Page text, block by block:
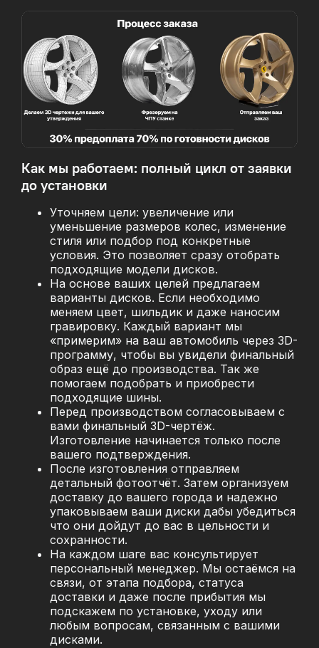
Как мы работаем: полный цикл от заявки
до установки
Уточняем цели: увеличение или
уменьшение размеров колес, изменение
стиля или подбор под конкретные
условия. Это позволяет сразу отобрать
подходящие модели дисков.
На основе ваших целей предлагаем
варианты дисков. Если необходимо
меняем цвет, шильдик и даже наносим
гравировку. Каждый вариант мы
«примерим» на ваш автомобиль через 3D-
программу, чтобы вы увидели финальный
образ ещё до производства. Так же
помогаем подобрать и приобрести
подходящие шины.
Перед производством согласовываем с
вами финальный 3D-чертёж.
Изготовление начинается только после
вашего подтверждения.
После изготовления отправляем
детальный фотоотчёт. Затем организуем
доставку до вашего города и надежно
упаковываем ваши диски дабы убедиться
что они дойдут до вас в цельности и
сохранности.
На каждом шаге вас консультирует
персональный менеджер. Мы остаёмся на
связи, от этапа подбора, статуса
доставки и даже после прибытия мы
подскажем по установке, уходу или
любым вопросам, связанным с вашими
дисками.